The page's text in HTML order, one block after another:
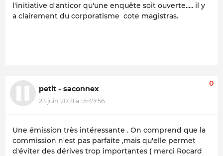
l'initiative d'anticor qu'une enquête soit ouverte..... il y
a clairement du corporatisme cote magistras.
petit - saconnex
23 juin 2018 à 15:49:56
0
Une émission très intéressante . On comprend que la
commission n'est pas parfaite ,mais qu'elle permet
d'éviter des dérives trop importantes ( merci Rocard